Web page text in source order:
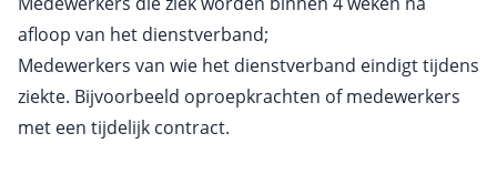
afloop van het dienstverband;
Medewerkers van wie het dienstverband eindigt tijdens
ziekte. Bijvoorbeeld oproepkrachten of medewerkers
met een tijdelijk contract.